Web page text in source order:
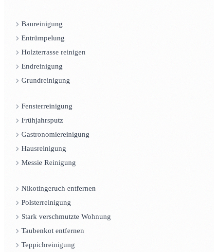
Baureinigung
Entrümpelung
Holzterrasse reinigen
Endreinigung
Grundreinigung
Fensterreinigung
Frühjahrsputz
Gastronomiereinigung
Hausreinigung
Messie Reinigung
Nikotingeruch entfernen
Polsterreinigung
Stark verschmutzte Wohnung
Taubenkot entfernen
Teppichreinigung